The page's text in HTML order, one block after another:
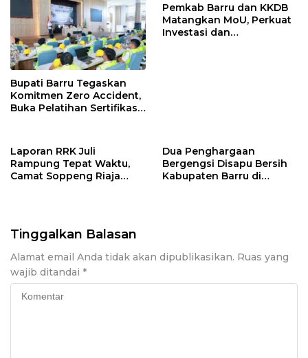
Bupati Barru Tegaskan
Komitmen Zero Accident,
Buka Pelatihan Sertifikasi
Pemkab Barru dan KKDB
Matangkan MoU, Perkuat
Investasi dan
Laporan RRK Juli
Rampung Tepat Waktu,
Camat Soppeng Riaja
Dua Penghargaan
Bergengsi Disapu Bersih
Kabupaten Barru di
Tinggalkan Balasan
Alamat email Anda tidak akan dipublikasikan. Ruas yang
wajib ditandai *